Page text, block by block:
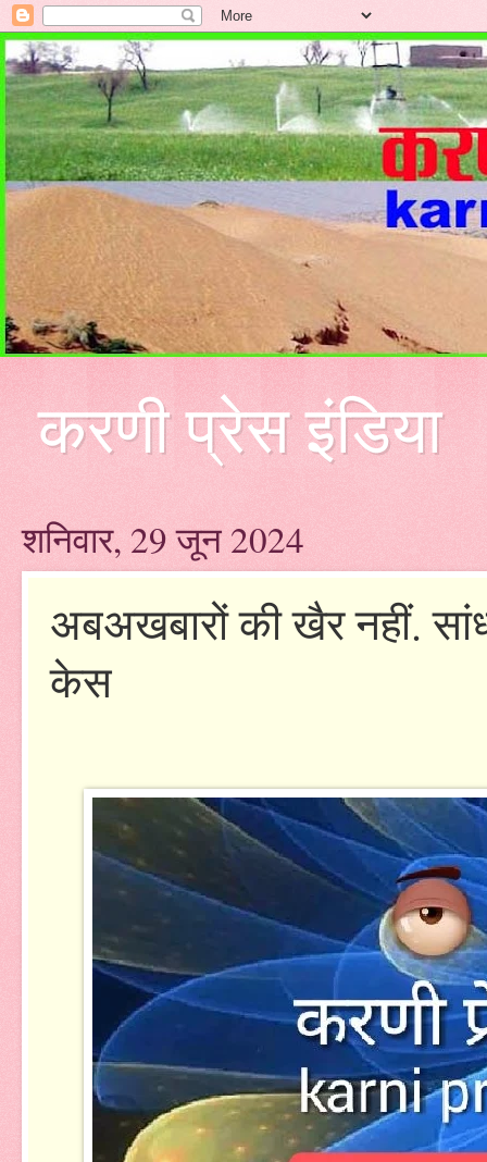
करणी प्रेस इंडिया
शनिवार, 29 जून 2024
अबअखबारों की खैर नहीं.
केस